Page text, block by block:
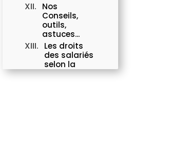
Nos
Conseils,
outils,
astuces...
Les droits
des salariés
selon la
convention